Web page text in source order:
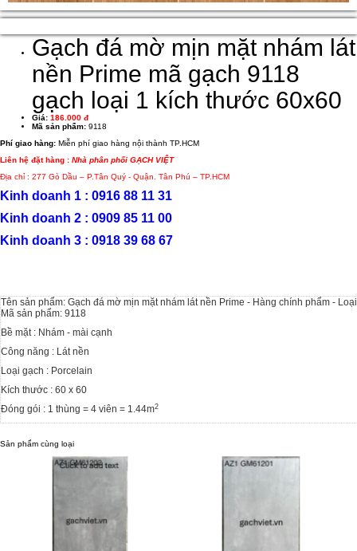
Gạch đá mờ mịn mặt nhám lát
nền Prime mã gạch 9118
gạch loại 1 kích thước 60x60
Giá: 186.000 đ
Mã sản phẩm: 9118
Phí giao hàng: Miễn phí giao hàng nội thành TP.HCM
Liên hệ đặt hàng : Nhà phân phối GẠCH VIỆT
Địa chỉ : 277 Gò Dầu – P.Tân Quý - Quận. Tân Phú – TP.HCM
Kinh doanh 1 : 0916 88 11 31
Kinh doanh 2 : 0909 85 11 00
Kinh doanh 3 : 0918 39 68 67
Tên sản phẩm: Gạch đá mờ mịn mặt nhám lát nền Prime - Hàng chính phẩm -
Mã sản phẩm: 9118
Bề mặt : Nhám - mài cạnh
Công năng : Lát nền
Loại gạch : Porcelain
Kích thước : 60 x 60
Đóng gói : 1 thùng = 4 viên = 1.44m2
Sản phẩm cùng loại